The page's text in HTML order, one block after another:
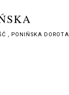
, PONIŃSKA DOROTA